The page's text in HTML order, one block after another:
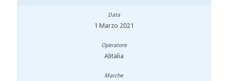
1 Marzo 2021
Alitalia